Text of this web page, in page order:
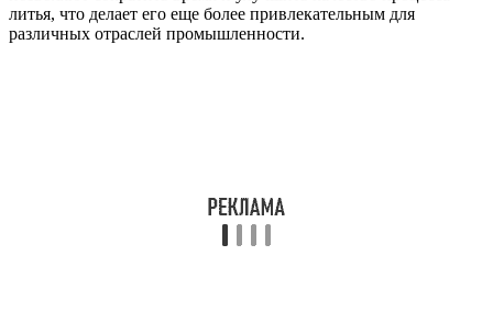
литья, что делает его еще более привлекательным для
различных отраслей промышленности.